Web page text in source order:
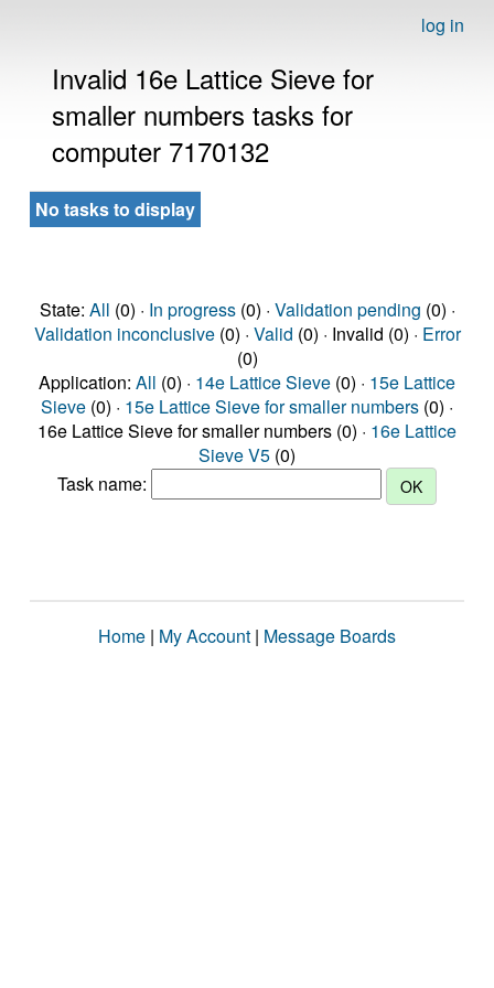
log in
Invalid 16e Lattice Sieve for
smaller numbers tasks for
computer 7170132
No tasks to display
State: All (0) · In progress(0) · Validation pending (0) ·
Validation inconclusive(0) · Valid (0) · Invalid (0) · Error
(0)
Application: All (0) · 14e Lattice Sieve (0) · 15e Lattice
Sieve (0) · 15e Lattice Sieve for smaller numbers (0) ·
16e Lattice Sieve for smaller numbers (0) · 16e Lattice
Sieve V5 (0)
Task name:
Home | My Account | Message Boards